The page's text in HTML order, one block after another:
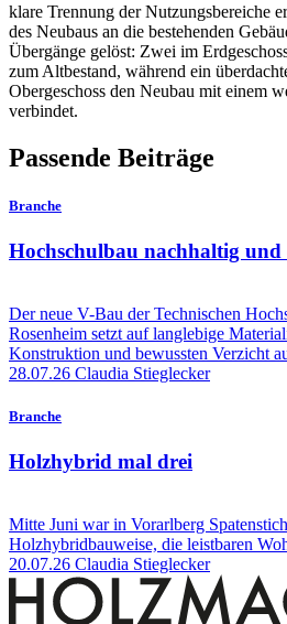
klare Trennung der Nutzungsbereiche
des Neubaus an die bestehenden
Übergänge gelöst: Zwei im
zum Altbestand, während ein
Obergeschoss den Neubau mit einem
verbindet.
Passende Beiträge
Branche
Hochschulbau nachhaltig und
Der neue V-Bau der Technischen
Rosenheim setzt auf langlebige
Konstruktion und bewussten Verzicht
28.07.26 Claudia Stieglecker
Branche
Holzhybrid mal drei
Mitte Juni war in Vorarlberg
Holzhybridbauweise, die leistbaren
20.07.26 Claudia Stieglecker